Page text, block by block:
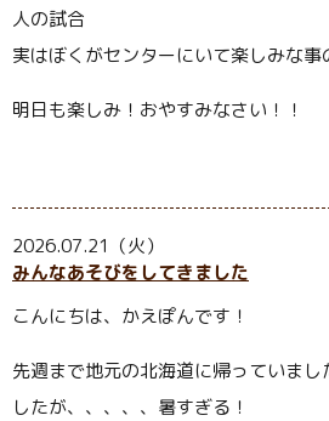
人の試合
実はぼくがセンターにいて楽しみな事
明日も楽しみ！おやすみなさい！！
2026.07.21（火）
みんなあそびをしてきました
こんにちは、かえぽんです！
先週まで地元の北海道に帰っていま
したが、、、、、暑すぎる！